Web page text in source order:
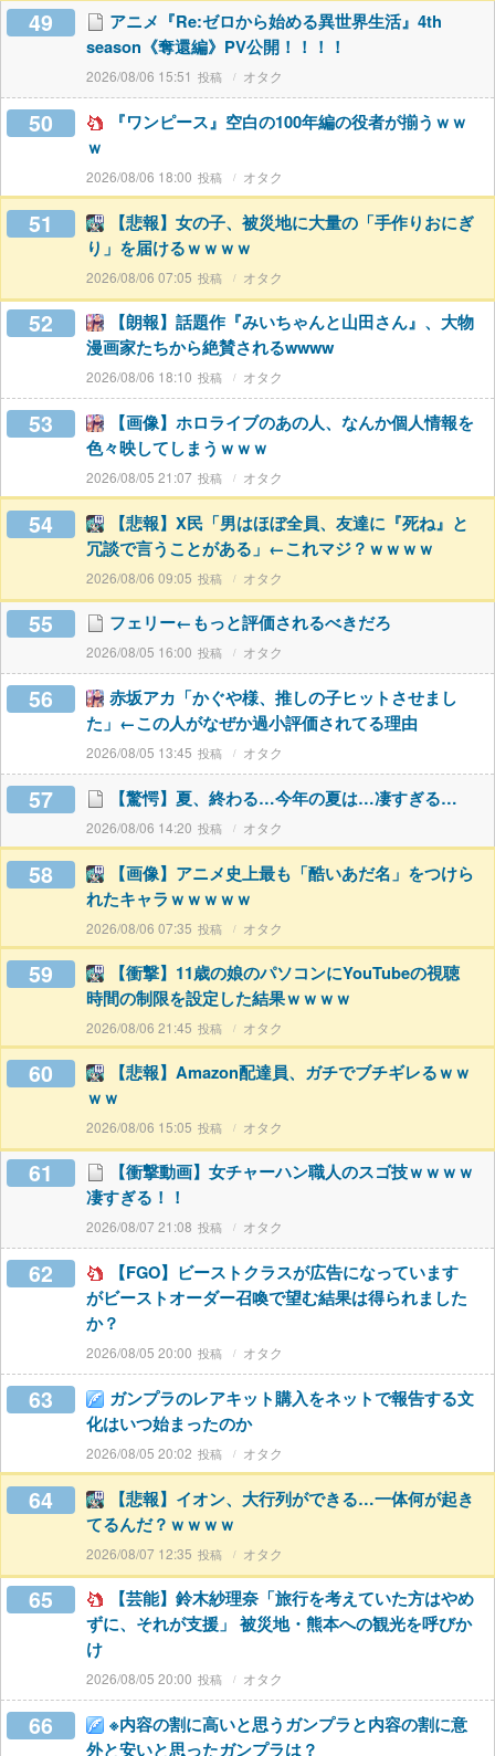
49
アニメ『Re:ゼロから始める異世界生活』4th
season《奪還編》PV公開！！！！
2026/08/06 15:51 オタク
50
『ワンピース』空白の100年編の役者が揃うｗｗ
ｗ
2026/08/06 18:00 オタク
51
【悲報】女の子、被災地に大量の「手作りおにぎ
り」を届けるｗｗｗｗ
2026/08/06 07:05 オタク
52
【朗報】話題作『みいちゃんと山田さん』、大物
漫画家たちから絶賛されるwwww
2026/08/06 18:10 オタク
53
【画像】ホロライブのあの人、なんか個人情報を
色々映してしまうｗｗｗ
2026/08/05 21:07 オタク
54
【悲報】X民「男はほぼ全員、友達に『死ね』と
冗談で言うことがある」←これマジ？ｗｗｗｗ
2026/08/06 09:05 オタク
55 フェリー←もっと評価されるべきだろ
2026/08/05 16:00 オタク
56
赤坂アカ「かぐや様、推しの子ヒットさせまし
た」←この人がなぜか過小評価されてる理由
2026/08/05 13:45 オタク
57 【驚愕】夏、終わる…今年の夏は…凄すぎる…
2026/08/06 14:20 オタク
58
【画像】アニメ史上最も「酷いあだ名」をつけら
れたキャラｗｗｗｗｗ
2026/08/06 07:35 オタク
59
【衝撃】11歳の娘のパソコンにYouTubeの視聴
時間の制限を設定した結果ｗｗｗｗ
2026/08/06 21:45 オタク
60
【悲報】Amazon配達員、ガチでブチギレるｗｗ
ｗｗ
2026/08/06 15:05 オタク
61
【衝撃動画】女チャーハン職人のスゴ技ｗｗｗｗ
凄すぎる！！
2026/08/07 21:08 オタク
62
【FGO】ビーストクラスが広告になっています
がビーストオーダー召喚で望む結果は得られました
か？
2026/08/05 20:00 オタク
63
ガンプラのレアキット購入をネットで報告する文
化はいつ始まったのか
2026/08/05 20:02 オタク
64
【悲報】イオン、大行列ができる…一体何が起き
てるんだ？ｗｗｗｗ
2026/08/07 12:35 オタク
65
【芸能】鈴木紗理奈「旅行を考えていた方はやめ
ずに、それが支援」 被災地・熊本への観光を呼びか
け
2026/08/05 20:00 オタク
66
※内容の割に高いと思うガンプラと内容の割に意
外と安いと思ったガンプラは？